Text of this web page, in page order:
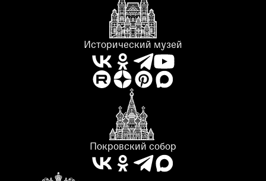
Исторический музей
Покровский собор